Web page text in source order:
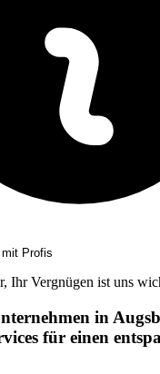
Profis
Ihr Vergnügen ist uns
in
für einen